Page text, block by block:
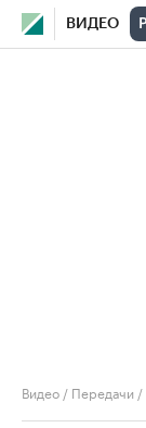
ВИДЕО
Видео / Передачи /